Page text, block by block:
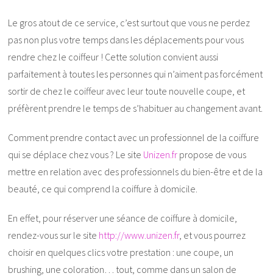
Le gros atout de ce service, c’est surtout que vous ne perdez
pas non plus votre temps dans les déplacements pour vous
rendre chez le coiffeur ! Cette solution convient aussi
parfaitement à toutes les personnes qui n’aiment pas forcément
sortir de chez le coiffeur avec leur toute nouvelle coupe, et
préfèrent prendre le temps de s’habituer au changement avant.
Comment prendre contact avec un professionnel de la coiffure
qui se déplace chez vous ? Le site Unizen.fr propose de vous
mettre en relation avec des professionnels du bien-être et de la
beauté, ce qui comprend la coiffure à domicile.
En effet, pour réserver une séance de coiffure à domicile,
rendez-vous sur le site http://www.unizen.fr, et vous pourrez
choisir en quelques clics votre prestation : une coupe, un
brushing, une coloration… tout, comme dans un salon de